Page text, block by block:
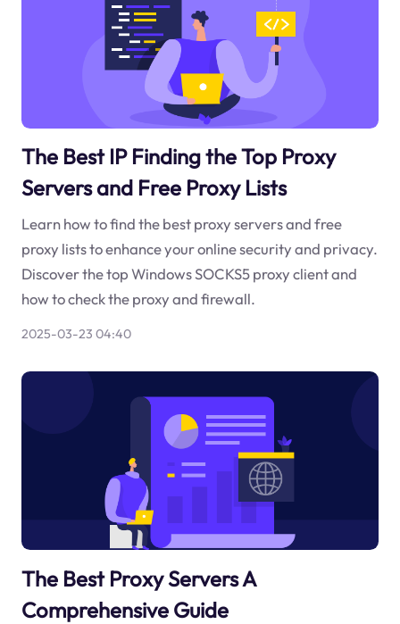
The Best IP Finding the Top Proxy
Servers and Free Proxy Lists
Learn how to find the best proxy servers and free
proxy lists to enhance your online security and privacy.
Discover the top Windows SOCKS5 proxy client and
how to check the proxy and firewall.
2025-03-23 04:40
The Best Proxy Servers A
Comprehensive Guide